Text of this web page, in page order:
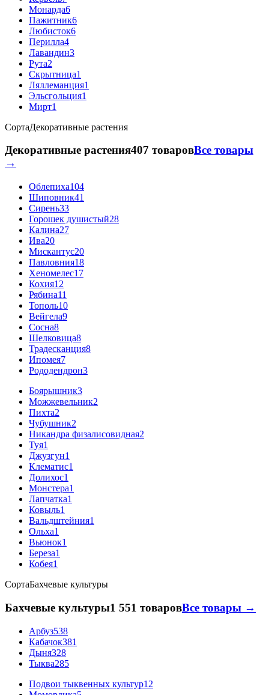
Монарда6
Пажитник6
Любисток6
Перилла4
Лавандин3
Рута2
Скрытница1
Ляллеманция1
Эльсгольция1
Мирт1
СортаДекоративные растения
Декоративные растения407 товаровВсе товары
→
Облепиха104
Шиповник41
Сирень33
Горошек душистый28
Калина27
Ива20
Мискантус20
Павловния18
Хеномелес17
Кохия12
Рябина11
Тополь10
Вейгела9
Сосна8
Шелковица8
Традесканция8
Ипомея7
Рододендрон3
Боярышник3
Можжевельник2
Пихта2
Чубушник2
Никандра физалисовидная2
Туя1
Джузгун1
Клематис1
Долихос1
Монстера1
Лапчатка1
Ковыль1
Вальдштейния1
Ольха1
Вьюнок1
Береза1
Кобея1
СортаБахчевые культуры
Бахчевые культуры1 551 товаровВсе товары →
Арбуз538
Кабачок381
Дыня328
Тыква285
Подвои тыквенных культур12